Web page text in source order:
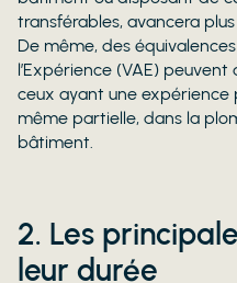
transférables, avancera
De même, des
l’Expérience (VAE)
ceux ayant une expérience
même partielle, dans la
bâtiment.
2. Les
leur durée